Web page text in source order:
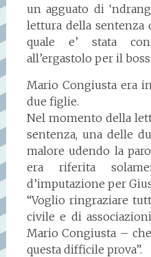
un agguato di
lettura della sentenza
quale e’ stata
all’ergastolo per il
Mario Congiusta era
due figlie.
Nel momento della
sentenza, una delle
malore udendo la
era riferita
d’imputazione per
“Voglio ringraziare
civile e di
Mario Congiusta –
questa difficile prova”.